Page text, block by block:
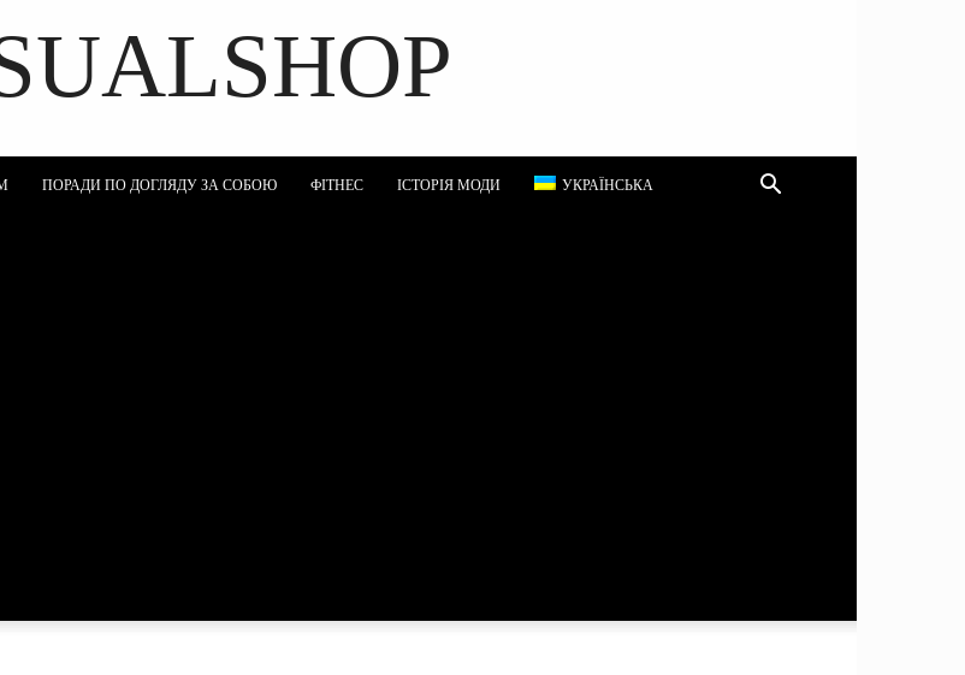
ПОРАДИ ПО ДОГЛЯДУ ЗА СОБОЮ ФІТНЕС ІСТОРІЯ МОДИ УКРАЇНСЬКА